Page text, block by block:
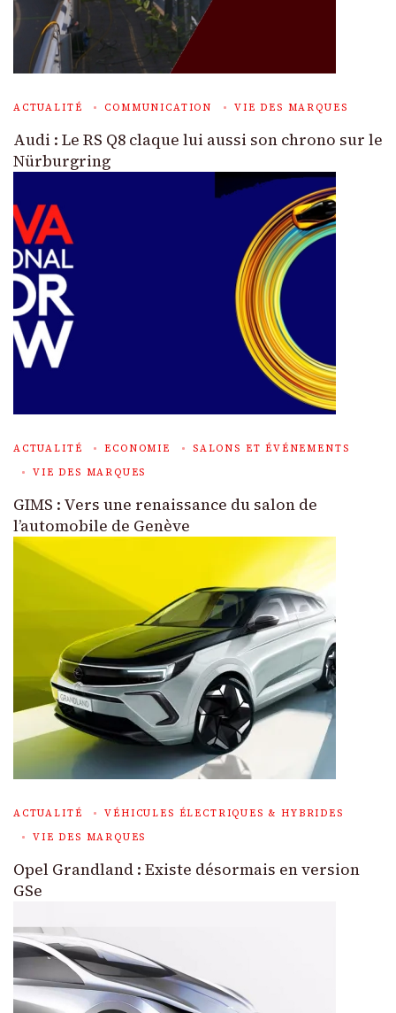
ACTUALITÉ COMMUNICATION VIE DES MARQUES
Audi : Le RS Q8 claque lui aussi son chrono sur le
Nürburgring
ACTUALITÉ ECONOMIE
SALONS ET ÉVÉNEMENTS
VIE DES MARQUES
GIMS : Vers une renaissance du salon de
l’automobile de Genève
ACTUALITÉ
VÉHICULES ÉLECTRIQUES & HYBRIDES
VIE DES MARQUES
Opel Grandland : Existe désormais en version
GSe